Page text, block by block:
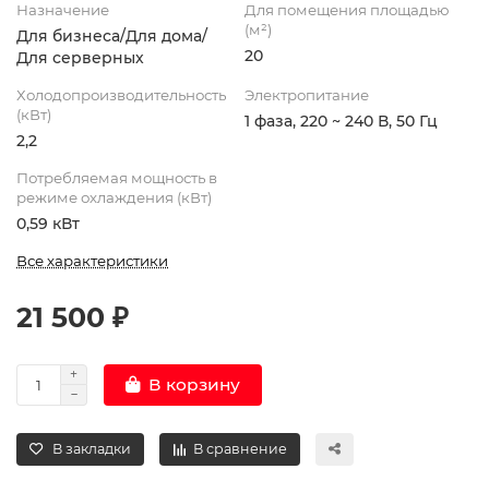
Назначение
Для бизнеса/Для дома/
Для серверных
Для помещения площадью
(м²)
20
Холодопроизводительность
(кВт)
2,2
Электропитание
1 фаза, 220 ~ 240 В, 50 Гц
Потребляемая мощность в
режиме охлаждения (кВт)
0,59 кВт
Все характеристики
21 500 ₽
В корзину
В закладки В сравнение